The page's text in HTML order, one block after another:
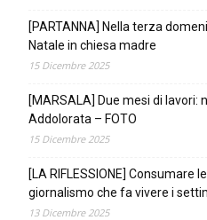
[PARTANNA] Nella terza
Natale in chiesa madre
15 Dicembre 2025
[MARSALA] Due mesi di lavori:
Addolorata – FOTO
15 Dicembre 2025
[LA RIFLESSIONE] Consumare
giornalismo che fa vivere i
13 Dicembre 2025